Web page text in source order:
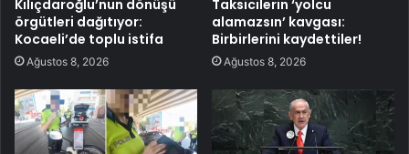
Kılıçdaroğlu’nun dönüşü
örgütleri dağıtıyor:
Kocaeli’de toplu istifa
Ağustos 8, 2026
Taksicilerin ‘yolcu
alamazsın’ kavgası:
Birbirlerini kaydettiler!
Ağustos 8, 2026